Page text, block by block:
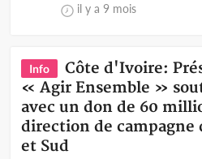
il y a 9 mois
Info
Côte d'Ivoire:
« Agir Ensemble »
avec un don de 60
direction de
et Sud